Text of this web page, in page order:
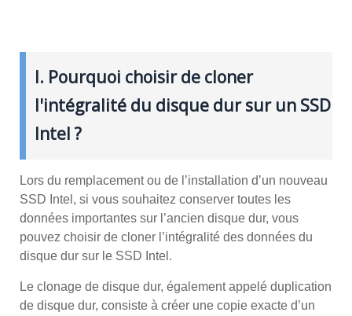
I. Pourquoi choisir de cloner
l'intégralité du disque dur sur un SSD
Intel ?
Lors du remplacement ou de l’installation d’un nouveau
SSD Intel, si vous souhaitez conserver toutes les
données importantes sur l’ancien disque dur, vous
pouvez choisir de cloner l’intégralité des données du
disque dur sur le SSD Intel.
Le clonage de disque dur, également appelé duplication
de disque dur, consiste à créer une copie exacte d’un